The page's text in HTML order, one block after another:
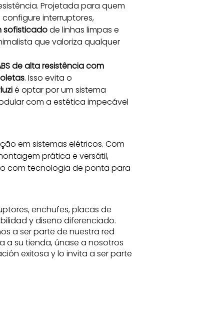
Projetada para quem
interruptores,
sofisticado de linhas limpas e
que valoriza qualquer
de alta resistência com
. Isso evita o
é optar por um sistema
com a estética impecável
em sistemas elétricos. Com
prática e versátil,
com tecnologia de ponta para
enchufes, placas de
y diseño diferenciado.
a ser parte de nuestra red
a su tienda, únase a nosotros
exitosa y lo invita a ser parte